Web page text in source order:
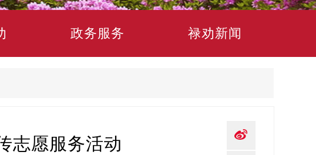
政务服务 禄劝新闻
志愿服务活动